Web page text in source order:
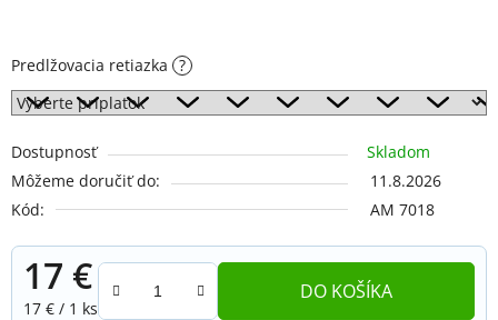
Predlžovacia retiazka ?
Dostupnosť
Skladom
Môžeme doručiť do:
11.8.2026
Kód:
AM 7018
17 €
Jednotková cena:
17 € / 1 ks
DO KOŠÍKA